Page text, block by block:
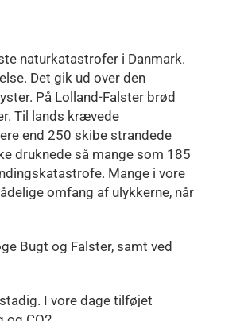
naturkatastrofer i Danmark.
Det gik ud over den
På Lolland-Falster brød
Til lands krævede
end 250 skibe strandede
druknede så mange som 185
Mange i vore
omfang af ulykkerne, når
Bugt og Falster, samt ved
I vore dage tilføjet